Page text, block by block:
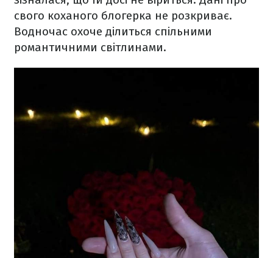
свого коханого блогерка не розкриває.
Водночас охоче ділиться спільними
романтичними світлинами.